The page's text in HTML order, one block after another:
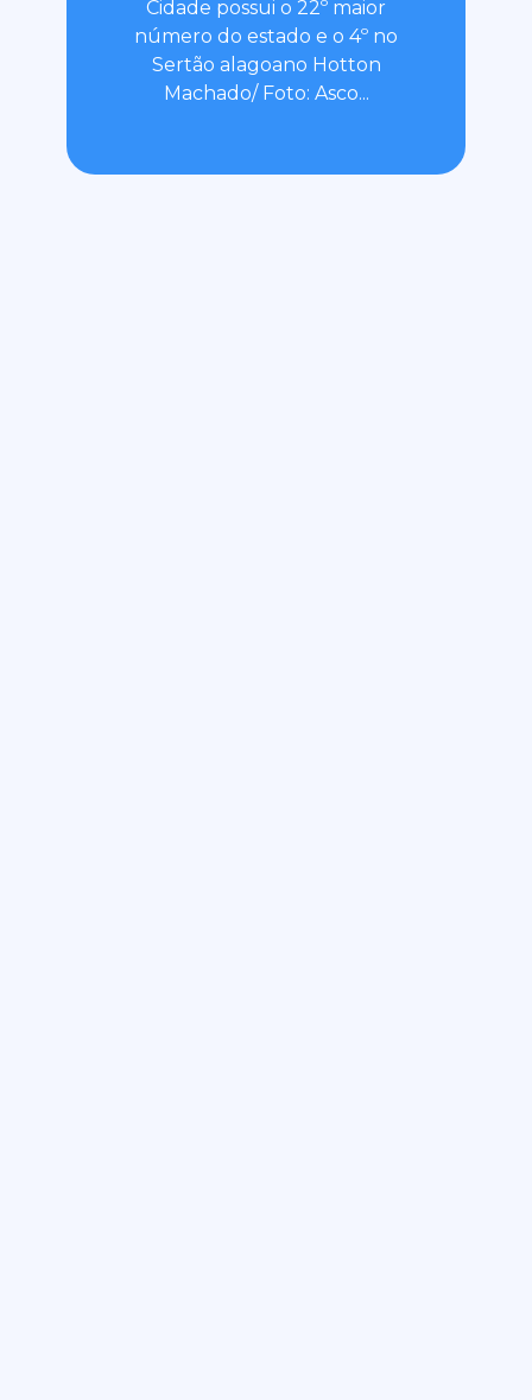
Cidade possui o 22º maior
número do estado e o 4º no
Sertão alagoano Hotton
Machado/ Foto: Asco...